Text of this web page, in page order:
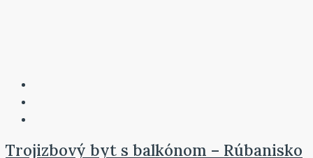
Trojizbový byt s balkónom – Rúbanisko